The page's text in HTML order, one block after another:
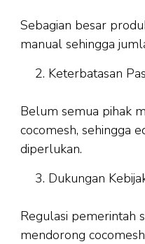
Sebagian besar
manual sehingga
Keterbatasan
Belum semua pihak
cocomesh, sehingga
diperlukan.
Dukungan
Regulasi pemerintah
mendorong